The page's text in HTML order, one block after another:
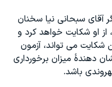
آقای سبحانی نيا سخنان
از او شکايت خواهد کرد و
شکايت می تواند، آزمون
دهندۀ ميزان برخورداری
باشد.